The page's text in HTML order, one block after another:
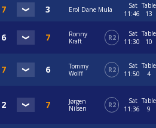
Erol Dane Mula
Sat
11:46
Table
13
Ronny
Kraft
R2
Sat
11:30
Table
10
Tommy
Wolff
R2
Sat
11:50
Table
4
Jørgen
Nilsen
R2
Sat
11:36
Table
9